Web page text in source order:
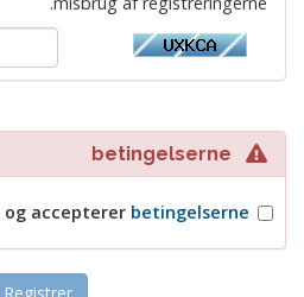
og accepterer betingelserne